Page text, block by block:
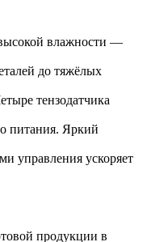
влажности —
до тяжёлых
тензодатчика
питания. Яркий
управления ускоряет
продукции в